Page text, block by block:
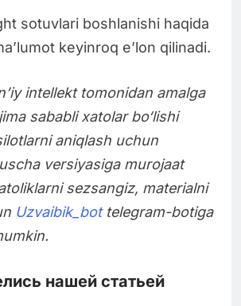
sotuvlari boshlanishi haqida
keyinroq e’lon qilinadi.
intellekt tomonidan amalga
sababli xatolar bo‘lishi
aniqlash uchun
versiyasiga murojaat
sezsangiz, materialni
Uzvaibik_bottelegram-botiga
нашей статьей